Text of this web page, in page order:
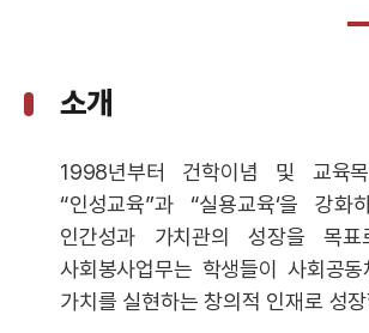
소개
1998년부터 건학이념 및 교육
“인성교육”과 “실용교육‘을 강
인간성과 가치관의 성장을 목
사회봉사업무는 학생들이 사회공
가치를 실현하는 창의적 인재로 성